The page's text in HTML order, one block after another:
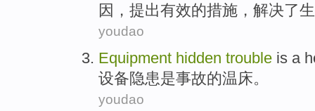
因， 提出有效的措施 ， 解决了
youdao
Equipment hidden trouble is a
设备隐患是事故的温床。
youdao